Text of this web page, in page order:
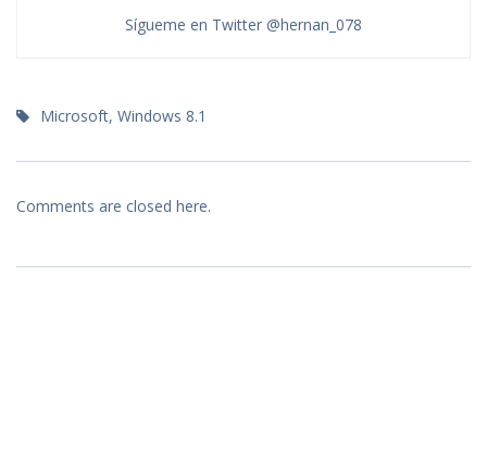
Sígueme en Twitter @hernan_078
Microsoft, Windows 8.1
Comments are closed here.